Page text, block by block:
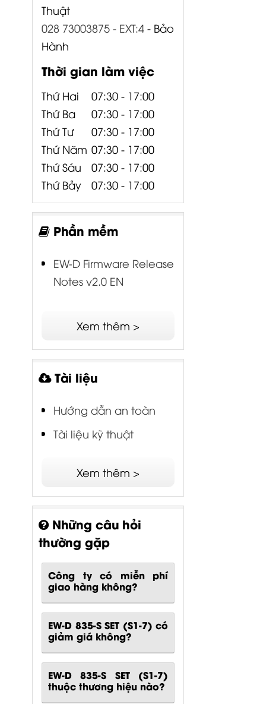
Thuật
028 73003875 - EXT:4 - Bảo
Hành
Thời gian làm việc
Thứ Hai
07:30 - 17:00
Thứ Ba
07:30 - 17:00
Thứ Tư
07:30 - 17:00
Thứ Năm 07:30 - 17:00
Thứ Sáu
07:30 - 17:00
Thứ Bảy
07:30 - 17:00
Phần mềm
EW-D Firmware Release
Notes v2.0 EN
Xem thêm >
Tài liệu
Hướng dẫn an toàn
Tài liệu kỹ thuật
Xem thêm >
Những câu hỏi
thường gặp
Công ty có miễn phí
giao hàng không?
EW-D 835-S SET (S1-7) có
giảm giá không?
EW-D 835-S SET (S1-7)
thuộc thương hiệu nào?